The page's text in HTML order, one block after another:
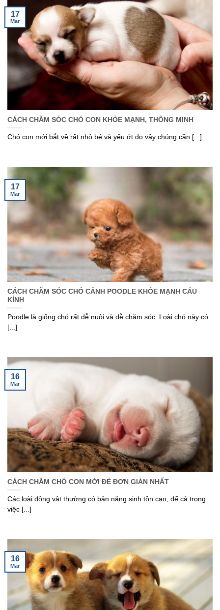
CÁCH CHĂM SÓC CHÓ CON KHỎE MẠNH, THÔNG MINH
Chó con mới bắt về rất nhỏ bé và yếu ớt do vậy chúng cần [...]
17
Mar
CÁCH CHĂM SÓC CHÓ CẢNH POODLE KHỎE MẠNH CÁU
KỈNH
Poodle là giống chó rất dễ nuôi và dễ chăm sóc. Loài chó này có
[...]
17
Mar
CÁCH CHĂM CHÓ CON MỚI ĐẺ ĐƠN GIẢN NHẤT
Các loài động vật thường có bản năng sinh tồn cao, để cả trong
việc [...]
16
Mar
16
Mar